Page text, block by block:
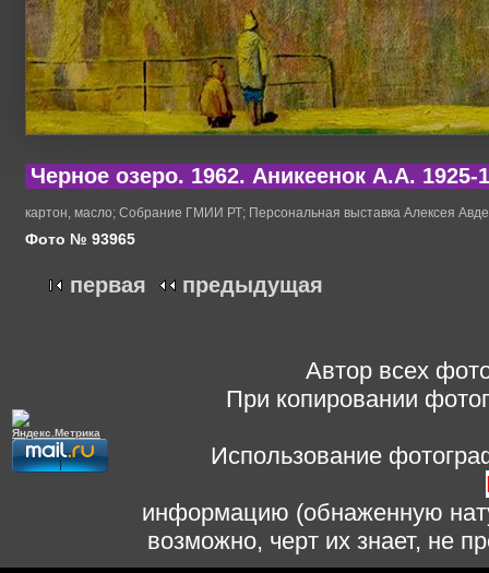
Черное озеро. 1962. Аникеенок А.А. 1925-
картон, масло; Собрание ГМИИ РТ; Персональная выставка Алексея
Фото № 93965
первая предыдущая
Автор всех
При копировании
Использование
информацию (обнаженную
возможно, черт их знает, не